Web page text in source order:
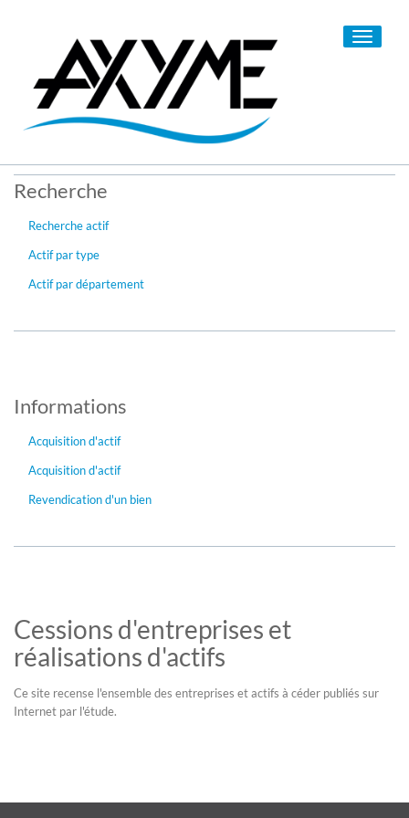
Toggle
Recherche
Recherche actif
Actif par type
Actif par département
Informations
Acquisition d'actif
Acquisition d'actif
Revendication d'un bien
Cessions d'entreprises et
réalisations d'actifs
Ce site recense l'ensemble des entreprises et actifs à céder publiés sur
Internet par l'étude.